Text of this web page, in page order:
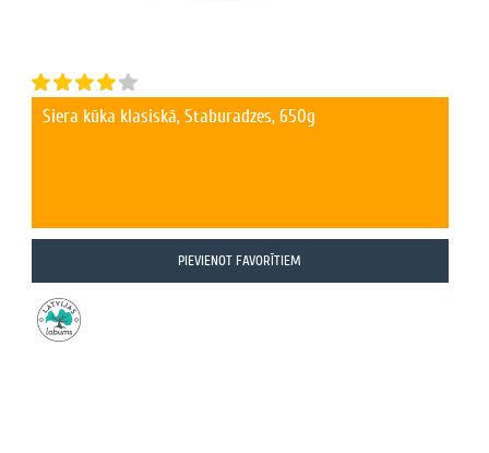
Siera kūka klasiskā, Staburadzes, 650g
PIEVIENOT FAVORĪTIEM